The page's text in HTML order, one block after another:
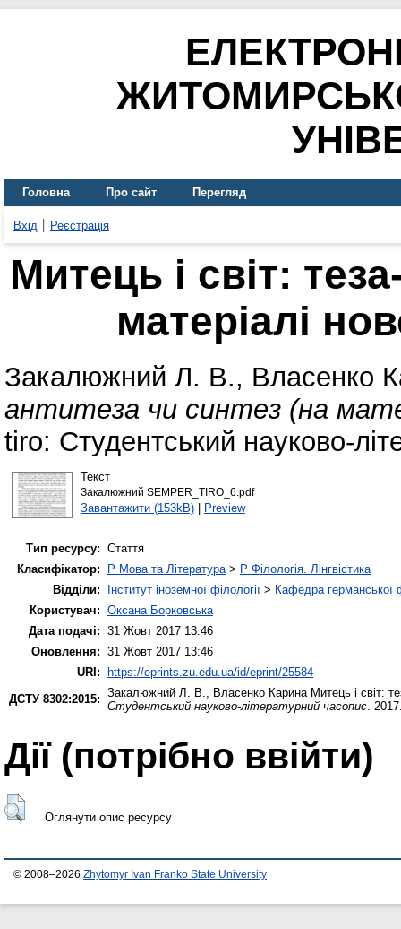
Головна Про сайт Перегляд
Вхід Реєстрація
Митець і світ:
матеріалі
Закалюжний Л. В., Власенко
антитеза чи синтез (на
tiro: Студентський науково-
Текст
Закалюжний SEMPER_TIRO_6.pdf
Завантажити (153kB)| Preview
Тип ресурсу: Стаття
Класифікатор:
P Мова та Література> P Філологія. Лінгвістика
Відділи:
Інститут іноземної філології > Кафедра германської
Користувач: Оксана Борковська
Дата подачі: 31 Жовт 2017 13:46
Оновлення: 31 Жовт 2017 13:46
URI:
https://eprints.zu.edu.ua/id/eprint/25584
ДСТУ 8302:2015: Закалюжний Л. В., Власенко КаринаМитець і світ:
Студентський науково-літературний часопис.
Дії ​​(потрібно ввійти)
Оглянути опис ресурсу
© 2008–2026 Zhytomyr Ivan Franko State University